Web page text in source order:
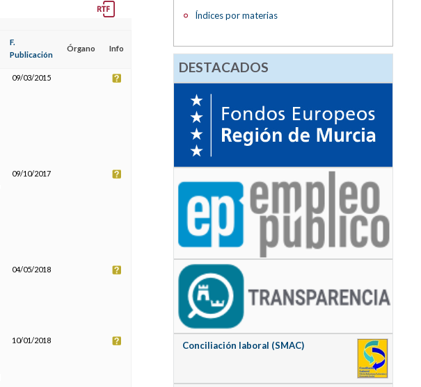
F.
Publicación
Órgano Info
09/03/2015
09/10/2017
04/05/2018
10/01/2018
Índices por materias
DESTACADOS
Conciliación laboral (SMAC)